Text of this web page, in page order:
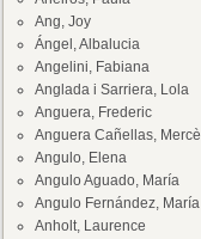
Ang, Joy
Ángel, Albalucia
Angelini, Fabiana
Anglada i Sarriera, Lola
Anguera, Frederic
Anguera Cañellas, Mercè
Angulo, Elena
Angulo Aguado, María
Angulo Fernández, María
Anholt, Laurence